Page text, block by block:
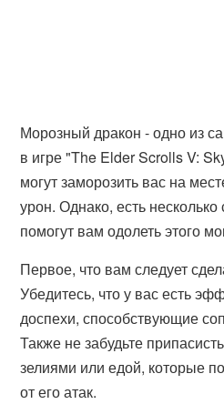
Морозный дракон - одно из
в игре "The Elder Scrolls V:
могут заморозить вас на
урон. Однако, есть несколько
помогут вам одолеть этого
Первое, что вам следует
Убедитесь, что у вас есть
доспехи, способствующие
Также не забудьте
зелиями или едой, которые
от его атак.